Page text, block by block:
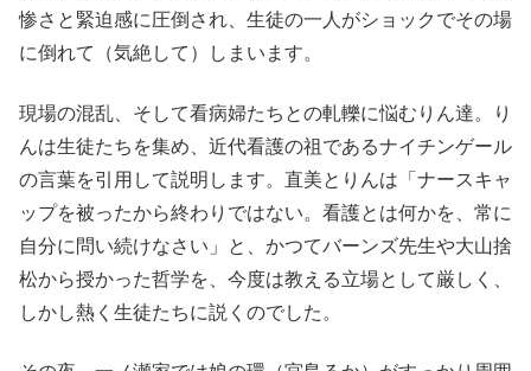
惨さと緊迫感に圧倒され、生徒の一人がショックでその場
に倒れて（気絶して）しまいます。
現場の混乱、そして看病婦たちとの軋轢に悩むりん達。り
んは生徒たちを集め、近代看護の祖であるナイチンゲール
の言葉を引用して説明します。直美とりんは「ナースキャ
ップを被ったから終わりではない。看護とは何かを、常に
自分に問い続けなさい」と、かつてバーンズ先生や大山捨
松から授かった哲学を、今度は教える立場として厳しく、
しかし熱く生徒たちに説くのでした 。